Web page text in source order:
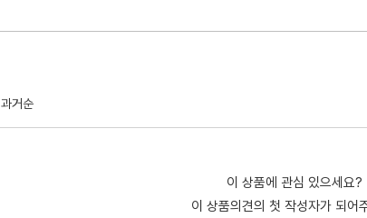
과거순
이 상품에 관심 있으세요?
이 상품의견의 첫 작성자가 되어